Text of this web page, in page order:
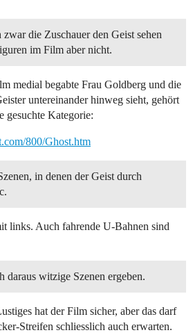
die Zuschauer den Geist sehen
im Film aber nicht.
medial begabte Frau Goldberg und die
untereinander hinweg sieht, gehört
gesuchte Kategorie:
800/Ghost.htm
in denen der Geist durch
links. Auch fahrende U-Bahnen sind
daraus witzige Szenen ergeben.
hat der Film sicher, aber das darf
Streifen schliesslich auch erwarten.